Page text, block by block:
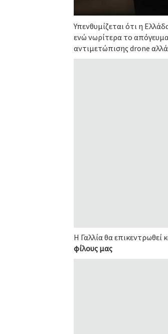
Υπενθυμίζεται ότι η
ενώ νωρίτερα το
αντιμετώπισης drone
Η Γαλλία θα
φίλους μας